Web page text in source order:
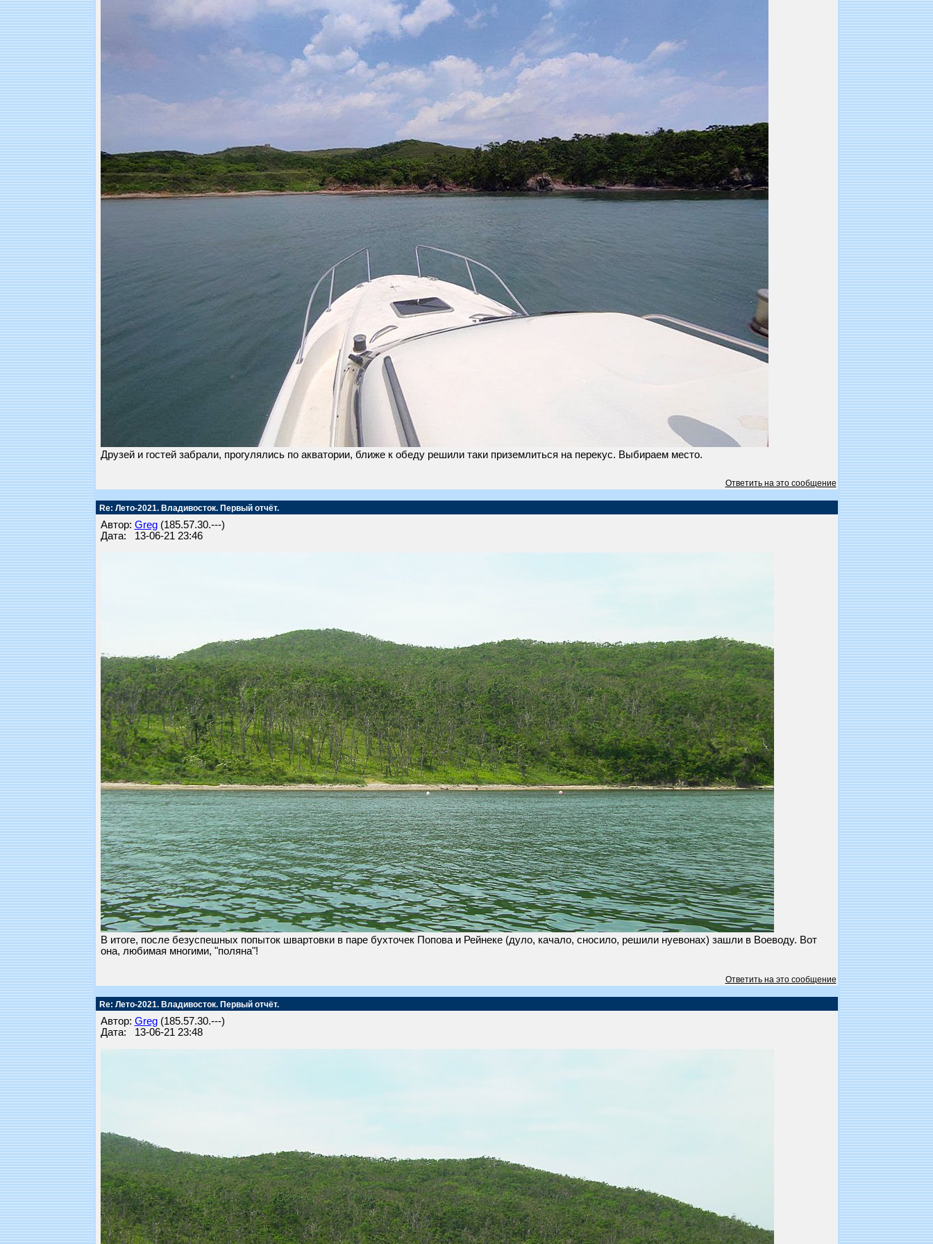
Друзей и гостей забрали, прогулялись по акватории, ближе к обеду решили таки приземлиться на перекус. Выбираем место.
Ответить на это сообщение
Re: Лето-2021. Владивосток. Первый отчёт.
Автор: Greg(185.57.30.---)
Дата: 13-06-21 23:46
В итоге, после безуспешных попыток швартовки в паре бухточек Попова и Рейнеке (дуло, качало, сносило, решили нуевонах) зашли в Воеводу. Вот
она, любимая многими, "поляна"!
Ответить на это сообщение
Re: Лето-2021. Владивосток. Первый отчёт.
Автор: Greg(185.57.30.---)
Дата: 13-06-21 23:48